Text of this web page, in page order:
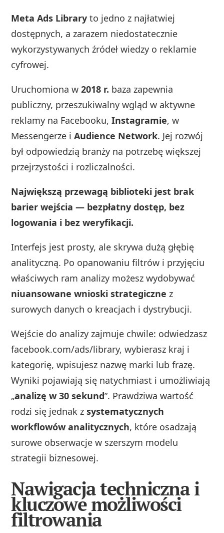
Meta Ads Library to jedno z najłatwiej
dostępnych, a zarazem niedostatecznie
wykorzystywanych źródeł wiedzy o reklamie
cyfrowej.
Uruchomiona w2018 r. baza zapewnia
publiczny, przeszukiwalny wgląd w aktywne
reklamy na Facebooku,Instagramie, w
Messengerze iAudience Network. Jej rozwój
był odpowiedzią branży na potrzebę większej
przejrzystości i rozliczalności.
Największą przewagą biblioteki jest brak
barier wejścia — bezpłatny dostęp, bez
logowania i bez weryfikacji.
Interfejs jest prosty, ale skrywa dużą głębię
analityczną. Po opanowaniu filtrów i przyjęciu
właściwych ram analizy możesz wydobywać
niuansowane wnioski strategiczne z
surowych danych o kreacjach i dystrybucji.
Wejście do analizy zajmuje chwile: odwiedzasz
facebook.com/ads/library, wybierasz kraj i
kategorię, wpisujesz nazwę marki lub frazę.
Wyniki pojawiają się natychmiast i umożliwiają
„analizę w 30 sekund”. Prawdziwa wartość
rodzi się jednak zsystematycznych
workflowów analitycznych, które osadzają
surowe obserwacje w szerszym modelu
strategii biznesowej.
Nawigacja techniczna i
kluczowe możliwości
filtrowania